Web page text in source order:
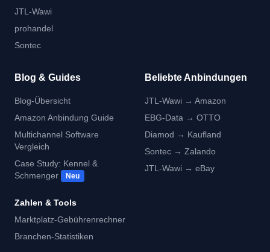
JTL-Wawi
prohandel
Sontec
Blog & Guides
Blog-Übersicht
Amazon Anbindung Guide
Multichannel Software
Vergleich
Case Study: Kennel &
Schmenger
Neu
Zahlen & Tools
Marktplatz-Gebührenrechner
Branchen-Statistiken
Beliebte Anbindungen
JTL-Wawi → Amazon
EBG-Data → OTTO
Diamod → Kaufland
Sontec → Zalando
JTL-Wawi → eBay